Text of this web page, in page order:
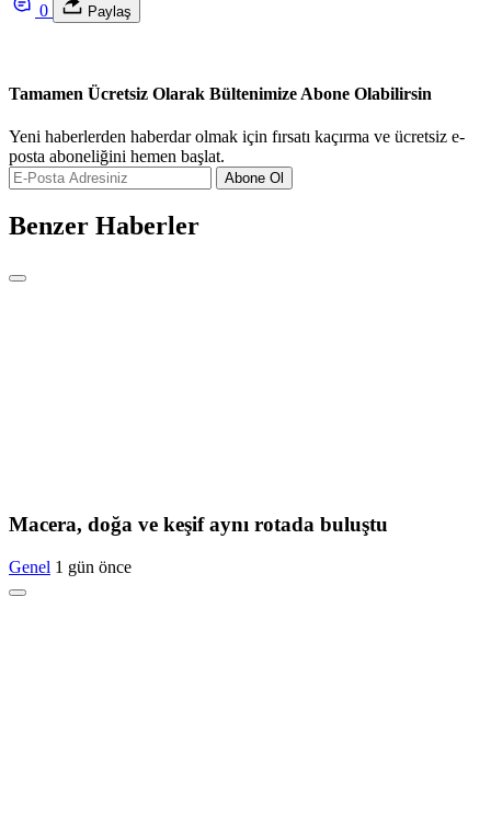
0 Paylaş
Tamamen Ücretsiz Olarak Bültenimize Abone Olabilirsin
Yeni haberlerden haberdar olmak için fırsatı kaçırma ve ücretsiz e-
posta aboneliğini hemen başlat.
Abone Ol
Benzer Haberler
Macera, doğa ve keşif aynı rotada buluştu
Genel 1 gün önce